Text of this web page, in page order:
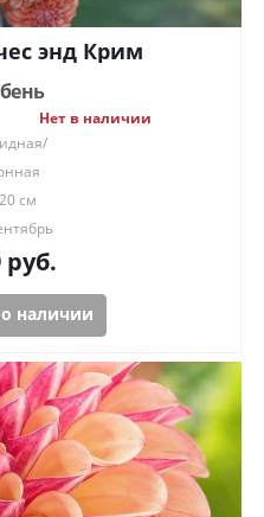
энд Крим
Нет в наличии
см
руб.
наличии